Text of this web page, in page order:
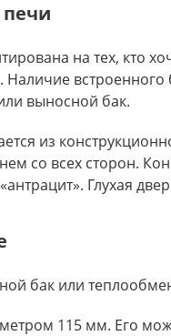
печи
на тех, кто
выносной бак.
из
со всех сторон.
Глухая
бак или
115 мм. Его